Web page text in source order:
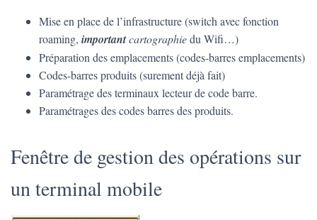
Mise en place de l’infrastructure (switch avec fonction
roaming, importantcartographiedu Wifi…)
Préparation des emplacements (codes-barres emplacements)
Codes-barres produits (surement déjà fait)
Paramétrage des terminaux lecteur de code barre.
Paramétrages des codes barres des produits.
Fenêtre de gestion des opérations sur
un terminal mobile